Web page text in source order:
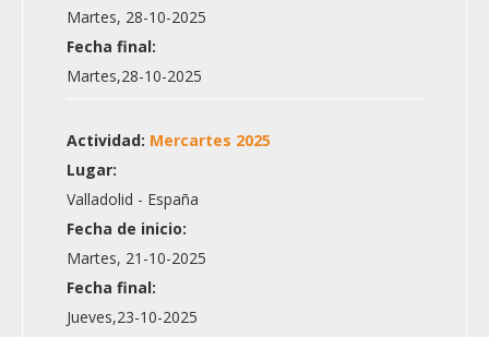
Martes, 28-10-2025
Fecha final:
Martes,28-10-2025
Actividad: Mercartes 2025
Lugar:
Valladolid - España
Fecha de inicio:
Martes, 21-10-2025
Fecha final:
Jueves,23-10-2025